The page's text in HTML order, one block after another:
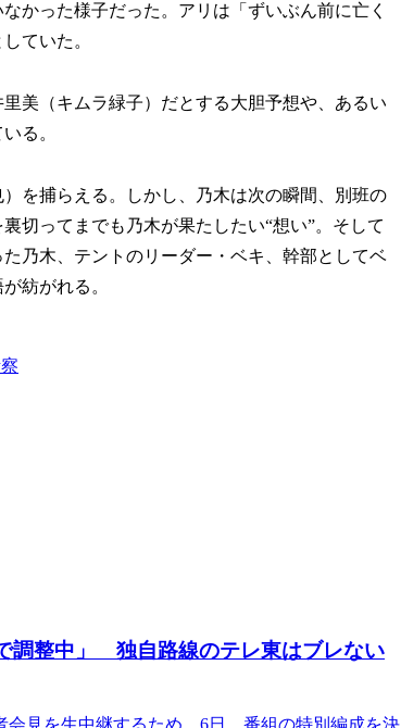
かった様子だった。アリは「ずいぶん前に亡く
ていた。
美（キムラ緑子）だとする大胆予想や、あるい
る。
を捕らえる。しかし、乃木は次の瞬間、別班の
切ってまでも乃木が果たしたい“想い”。そして
乃木、テントのリーダー・ベキ、幹部としてベ
紡がれる。
調整中」 独自路線のテレ東はブレない
見を生中継するため、6日、番組の特別編成を決